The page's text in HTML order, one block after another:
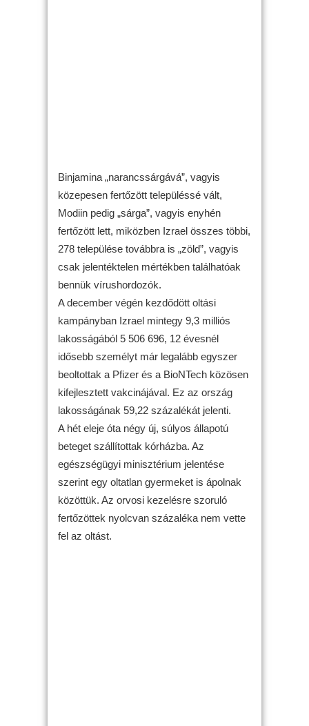
Binjamina „narancssárgává”, vagyis
közepesen fertőzött településsé vált,
Modiin pedig „sárga”, vagyis enyhén
fertőzött lett, miközben Izrael összes többi,
278 települése továbbra is „zöld”, vagyis
csak jelentéktelen mértékben találhatóak
bennük vírushordozók.
A december végén kezdődött oltási
kampányban Izrael mintegy 9,3 milliós
lakosságából 5 506 696, 12 évesnél
idősebb személyt már legalább egyszer
beoltottak a Pfizer és a BioNTech közösen
kifejlesztett vakcinájával. Ez az ország
lakosságának 59,22 százalékát jelenti.
A hét eleje óta négy új, súlyos állapotú
beteget szállítottak kórházba. Az
egészségügyi minisztérium jelentése
szerint egy oltatlan gyermeket is ápolnak
közöttük. Az orvosi kezelésre szoruló
fertőzöttek nyolcvan százaléka nem vette
fel az oltást.